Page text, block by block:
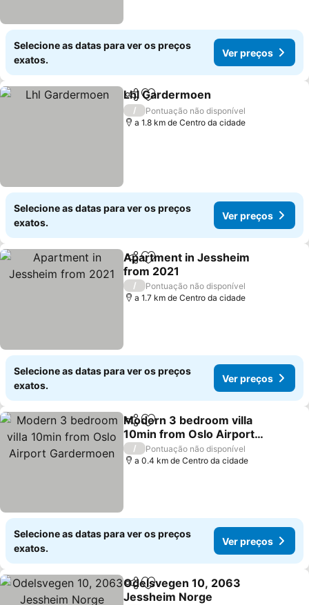
Selecione as datas para ver os preços
exatos.
Ver preços
PartilharAdicionar aos favoritos
Lhl Gardermoen
/
Pontuação não disponível
a 1.8 km de Centro da cidade
Selecione as datas para ver os preços
exatos.
Ver preços
PartilharAdicionar aos favoritos
Apartment in Jessheim
from 2021
/
Pontuação não disponível
a 1.7 km de Centro da cidade
Selecione as datas para ver os preços
exatos.
Ver preços
PartilharAdicionar aos favoritos
Modern 3 bedroom villa
10min from Oslo Airport
Gardermoen
/
Pontuação não disponível
a 0.4 km de Centro da cidade
Selecione as datas para ver os preços
exatos.
Ver preços
PartilharAdicionar aos favoritos
Odelsvegen 10, 2063
Jessheim Norge